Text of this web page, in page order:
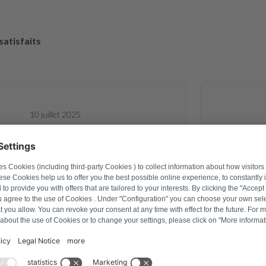
10 juillet 2025
carte électronique d un sèche linge
d alimentation, elle est revenue et
Pour le prix c est une
le sèche linge est reparti pour
Site
une